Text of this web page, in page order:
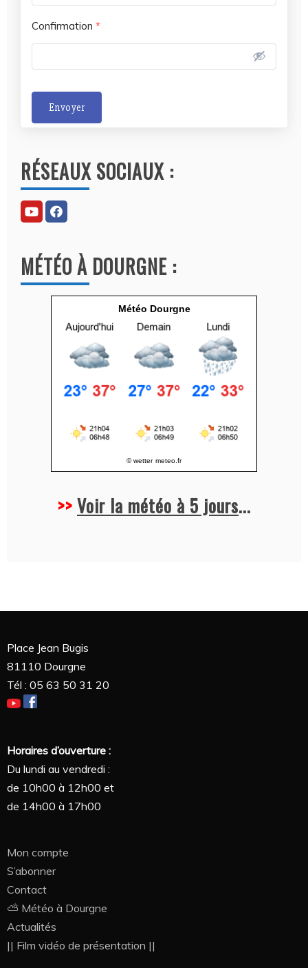
Confirmation *
Envoyer
t
e
r
n
t
i
RÉSEAUX SOCIAUX :
MÉTÉO À DOURGNE :
Météo Dourgne
© wetter meteo.fr
>>Voir la météo à 5 jours...
Place Jean Bugis
81110 Dourgne
Tél : 05 63 50 31 20
Horaires d’ouverture :
Du lundi au vendredi :
de 10h00 à 12h00 et
de 14h00 à 17h00
Mon compte
S’abonner
Contact
⛅ Météo à Dourgne
Actualités
|| Film vidéo de présentation ||